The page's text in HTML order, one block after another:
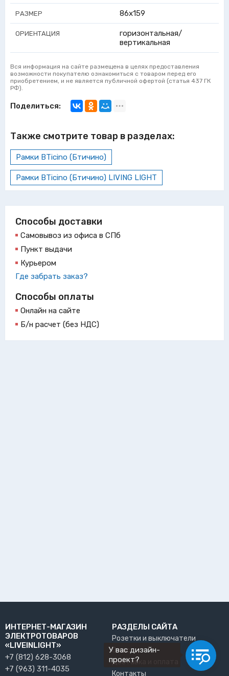
РАЗМЕР 86x159
ОРИЕНТАЦИЯ
горизонтальная/
вертикальная
Вся информация на сайте размещена в целях предоставления
возможности покупателю ознакомиться с товаром перед его
приобретением, и не является публичной офертой (статья 437 ГК
РФ).
Поделиться:
Также смотрите товар в разделах:
Рамки BTicino (Бтичино)
Рамки BTicino (Бтичино) LIVING LIGHT
Способы доставки
Самовывоз из офиса в СПб
Пункт выдачи
Курьером
Где забрать заказ?
Способы оплаты
Онлайн на сайте
Б/н расчет (без НДС)
ИНТЕРНЕТ-МАГАЗИН
ЭЛЕКТРОТОВАРОВ
«LIVEINLIGHT»
+7 (812) 628-3068
+7 (963) 311-4035
РАЗДЕЛЫ САЙТА
Розетки и выключатели
О нас
Доставка и оплата
Контакты
У вас дизайн-
проект?